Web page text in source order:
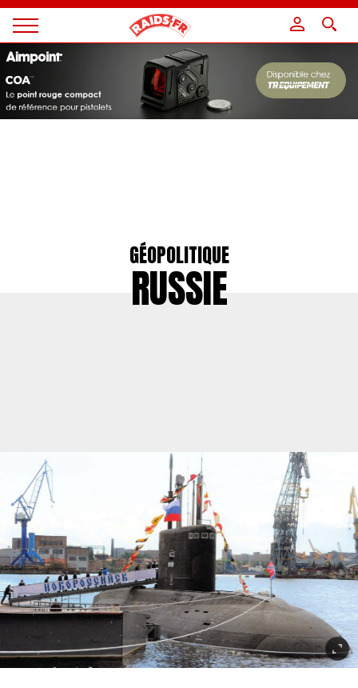
Magazine
Raids
GÉOPOLITIQUE
RUSSIE
Panneau de gestion des cookies